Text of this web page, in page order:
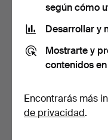
CUCHILLO FLYSSA
según cómo
Desarrollar y
Mostrarte y
contenidos
Encontrarás más
de privacidad.